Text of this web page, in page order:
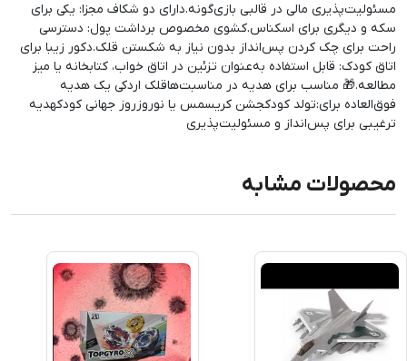
مسئولیت‌پذیری مالی در قالبی بازی‌گونه.دارای دو شکاف مجزا: یکی برای
سکه و دیگری برای اسکناس.کشوی مخصوص برداشت پول: دسترسی
راحت برای چک کردن پس‌انداز بدون نیاز به شکستن قلک.دکور زیبا برای
اتاق کودک: قابل استفاده به‌عنوان تزئین در اتاق خواب، کتابخانه یا میز
مطالعه.🎁 مناسب برای هدیه در مناسبت‌هاقلک اردکی یک هدیه
فوق‌العاده برای:تولد کودکجشن کریسمس یا نوروزروز جهانی کودکهدیه
ترغیبی برای پس‌انداز و مسئولیت‌پذیری
محصولات مشابه